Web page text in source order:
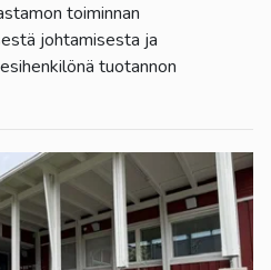
toiminnan
johtamisesta ja
tuotannon